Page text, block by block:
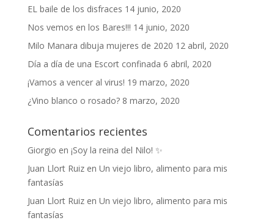
EL baile de los disfraces 14 junio, 2020
Nos vemos en los Bares!!! 14 junio, 2020
Milo Manara dibuja mujeres de 2020 12 abril, 2020
Día a día de una Escort confinada 6 abril, 2020
¡Vamos a vencer al virus! 19 marzo, 2020
¿Vino blanco o rosado? 8 marzo, 2020
Comentarios recientes
Giorgio en ¡Soy la reina del Nilo! ✨
Juan Llort Ruizen Un viejo libro, alimento para mis
fantasías
Juan Llort Ruizen Un viejo libro, alimento para mis
fantasías